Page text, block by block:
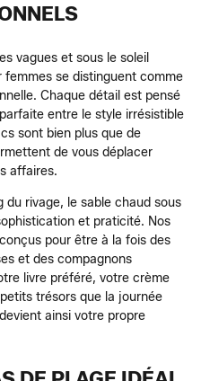
vagues et sous le soleil
se distinguent comme
Chaque détail est pensé
entre le style irrésistible
sont bien plus que de
de vous déplacer
affaires.
du rivage, le sable chaud sous
et praticité. Nos
pour être à la fois des
et des compagnons
livre préféré, votre crème
trésors que la journée
ainsi votre propre